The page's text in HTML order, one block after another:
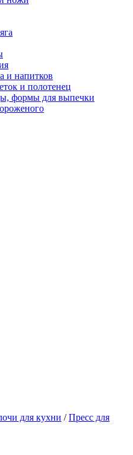
и напитков
и полотенец
формы для выпечки
для кухни /Пресс для